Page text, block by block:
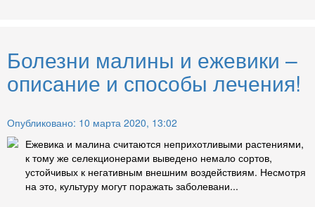
Болезни малины и ежевики –
описание и способы лечения!
Опубликовано: 10 марта 2020, 13:02
Ежевика и малина считаются неприхотливыми растениями,
к тому же селекционерами выведено немало сортов,
устойчивых к негативным внешним воздействиям. Несмотря
на это, культуру могут поражать заболевани...